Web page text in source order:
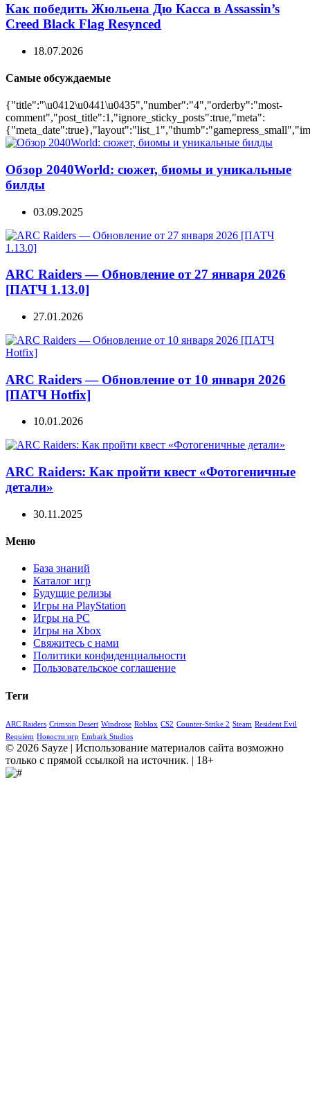
Как победить Жюльена Дю Касса в Assassin’s
Creed Black Flag Resynced
18.07.2026
Самые обсуждаемые
{"title":"\u0412\u0441\u0435","number":"4","orderby":"most-
comment","post_title":1,"ignore_sticky_posts":true,"meta":
Обзор 2040World: сюжет, биомы и уникальные
билды
03.09.2025
ARC Raiders — Обновление от 27 января 2026
[ПАТЧ 1.13.0]
27.01.2026
ARC Raiders — Обновление от 10 января 2026
[ПАТЧ Hotfix]
10.01.2026
ARC Raiders: Как пройти квест «Фотогеничные
детали»
30.11.2025
Меню
База знаний
Каталог игр
Будущие релизы
Игры на PlayStation
Игры на PC
Игры на Xbox
Свяжитесь с нами
Политики конфиденциальности
Пользовательское соглашение
Теги
ARC Raiders Crimson Desert Windrose Roblox CS2 Counter-Strike 2 Steam Resident Evil
Requiem Новости игр Embark Studios
© 2026 Sayze | Использование материалов сайта возможно
только с прямой ссылкой на источник. | 18+